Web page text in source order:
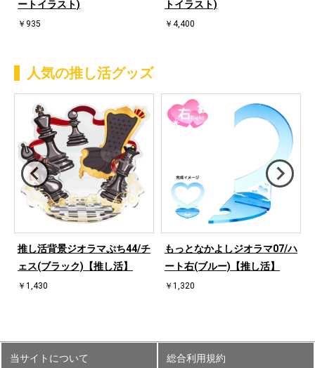
ートイラスト)
￥935
トイラスト)
￥4,400
人気の推し活グッズ
推し活背景ジオラマぷち44/チ
ェス(ブラック)【推し活】
￥1,430
もっとなかよしジオラマ07/ハ
ート右(ブルー)【推し活】
￥1,320
当サイトについて 総合利用規約